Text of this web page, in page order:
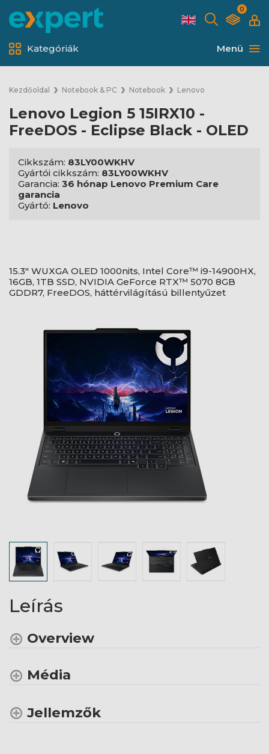
0
Menü
Kategóriák
Kezdőoldal Notebook & PC Notebook Lenovo
Lenovo Legion 5 15IRX10 -
FreeDOS - Eclipse Black - OLED
Cikkszám: 83LY00WKHV
Gyártói cikkszám: 83LY00WKHV
Garancia: 36 hónap Lenovo Premium Care
garancia
Gyártó: Lenovo
15.3" WUXGA OLED 1000nits, Intel Core™ i9-14900HX,
16GB, 1TB SSD, NVIDIA GeForce RTX™ 5070 8GB
GDDR7, FreeDOS, háttérvilágítású billentyűzet
Leírás
Overview
Média
Jellemzők